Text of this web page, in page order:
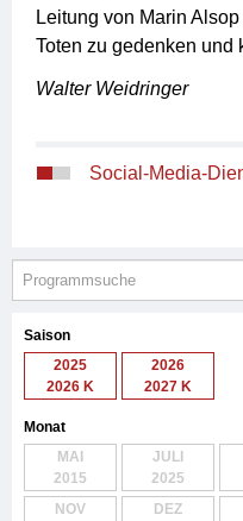
Leitung von Marin
Toten zu gedenken und
Walter Weidringer
Social-Media-
Saison
2025
2026 K
2026
2027 K
Monat
MAI
2015
JULI
2025
NOV
DEZ